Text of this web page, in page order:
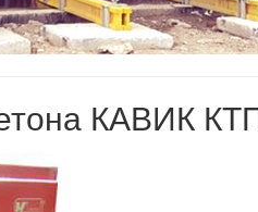
КАВИК